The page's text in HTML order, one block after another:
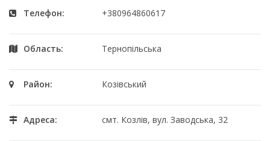
Телефон: +380964860617
Область: Тернопільська
Район: Козівський
Адреса: смт. Козлів, вул. Заводська, 32